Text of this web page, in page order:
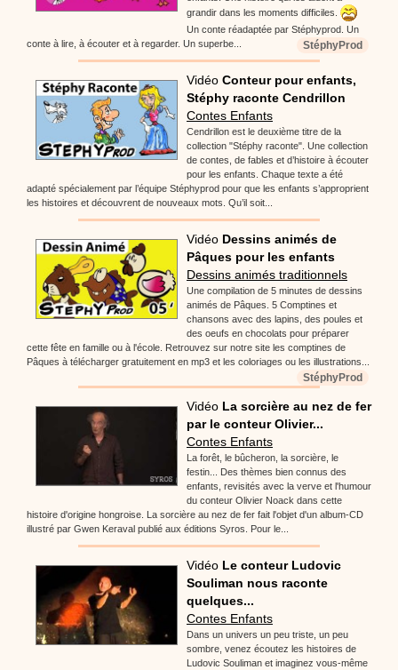
grandir dans les moments difficiles.
Un conte réadaptée par Stéphyprod. Un
conte à lire, à écouter et à regarder. Un superbe...
StéphyProd
Vidéo Conteur pour enfants,
Stéphy raconte Cendrillon
Contes Enfants
Cendrillon est le deuxième titre de la
collection "Stéphy raconte". Une collection
de contes, de fables et d’histoire à écouter
pour les enfants. Chaque texte a été
adapté spécialement par l’équipe Stéphyprod pour que les enfants s’approprient
les histoires et découvrent de nouveaux mots. Qu’il soit...
Vidéo Dessins animés de
Pâques pour les enfants
Dessins animés traditionnels
Une compilation de 5 minutes de dessins
animés de Pâques. 5 Comptines et
chansons avec des lapins, des poules et
des oeufs en chocolats pour préparer
cette fête en famille ou à l'école. Retrouvez sur notre site les comptines de
Pâques à télécharger gratuitement en mp3 et les coloriages ou les illustrations...
StéphyProd
Vidéo La sorcière au nez de fer
par le conteur Olivier...
Contes Enfants
La forêt, le bûcheron, la sorcière, le
festin... Des thèmes bien connus des
enfants, revisités avec la verve et l'humour
du conteur Olivier Noack dans cette
histoire d'origine hongroise. La sorcière au nez de fer fait l'objet d'un album-CD
illustré par Gwen Keraval publié aux éditions Syros. Pour le...
Vidéo Le conteur Ludovic
Souliman nous raconte
quelques...
Contes Enfants
Dans un univers un peu triste, un peu
sombre, venez écoutez les histoires de
Ludovic Souliman et imaginez vous-même